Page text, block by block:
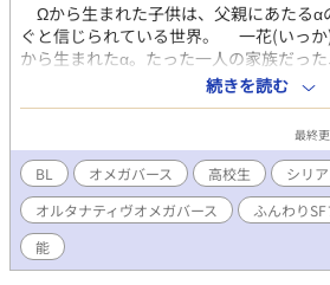
Ωから生まれた子供は、父親にあたるα
ぐと信じられている世界。 一花(いっ
から生まれたα。たった一人の家族だっ
現れたのは、美しい伯父、能楽松柏流宗
(とうや)だった。αの才能と将来性を見
て秋月家に引き取られた一花だったが
熱を失っていた。見かねて手を差し伸べ
かれ、想いを積らせる。 蓮(れん)は、ご
性別は確定していない。一花のクラスメ
殊な環境に興味を持ち、次第に一花に惹
そんなに大事？』『俺は相手が何であっ
が自分の生きる世界を模索する。 後半
続きを読む
最終
BL オメガバース 高校生 シリ
オルタナティヴオメガバース
ふんわり
能